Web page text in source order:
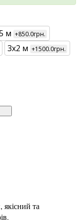
м +850.0грн.
3х2 м +1500.0грн.
та